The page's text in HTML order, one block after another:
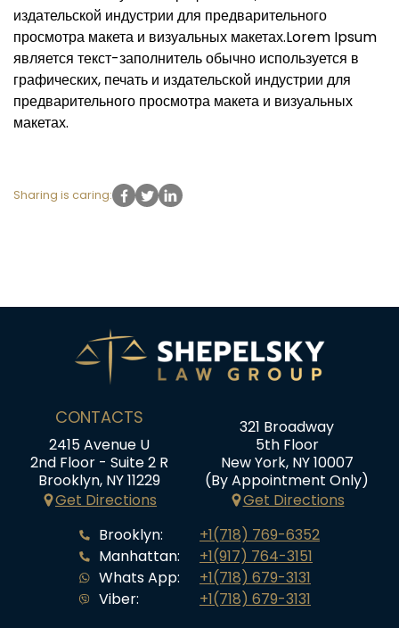
издательской индустрии для предварительного
просмотра макета и визуальных макетах.Lorem Ipsum
является текст-заполнитель обычно используется в
графических, печать и издательской индустрии для
предварительного просмотра макета и визуальных
макетах.
Sharing is caring:
CONTACTS
2415 Avenue U
2nd Floor - Suite 2 R
Brooklyn, NY 11229
Get Directions
321 Broadway
5th Floor
New York, NY 10007
(By Appointment Only)
Get Directions
Brooklyn:
Manhattan:
Whats App:
Viber:
+1(718) 769-6352
+1(917) 764-3151
+1(718) 679-3131
+1(718) 679-3131